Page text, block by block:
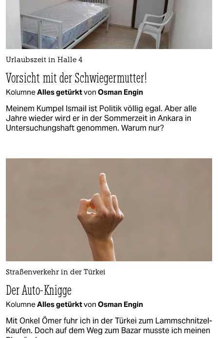
Urlaubszeit in Halle 4
Vorsicht mit der Schwiegermutter!
KolumneAlles getürktvon Osman Engin
Meinem Kumpel Ismail ist Politik völlig egal. Aber alle
Jahre wieder wird er in der Sommerzeit in Ankara in
Untersuchungshaft genommen. Warum nur?
Straßenverkehr in der Türkei
Der Auto-Knigge
KolumneAlles getürktvon Osman Engin
Mit Onkel Ömer fuhr ich in der Türkei zum Lammschnitzel-
Kaufen. Doch auf dem Weg zum Bazar musste ich meinen